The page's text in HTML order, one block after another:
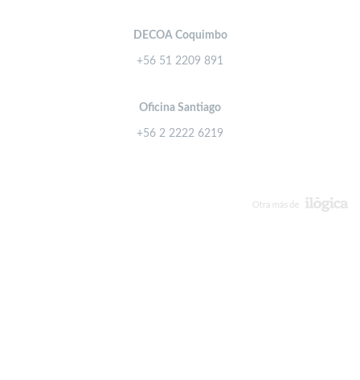
DECOA Coquimbo
+56 51 2209 891
Oficina Santiago
+56 2 2222 6219